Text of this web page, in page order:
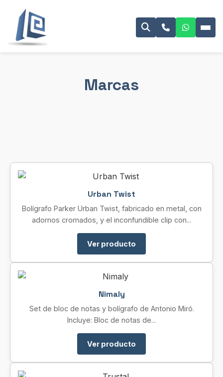
Marcas
Urban Twist
Bolígrafo Parker Urban Twist, fabricado en metal, con
adornos cromados, y el inconfundible clip con...
Ver producto
Nimaly
Set de bloc de notas y bolígrafo de Antonio Miró.
Incluye: Bloc de notas de...
Ver producto